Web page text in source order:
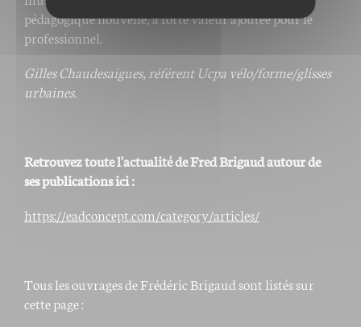
pédagogique nouvelle, à forte valeur ajoutée pour le
professionnel.
Gilles Chaudesaigues, référent Ucpa vélo/forme/glisses
urbaines.
Retrouvez toute l'actualité de Fred Brigaud autour de
ses publications ici :
https://eadconcept.com/category/articles/
Tous les ouvrages de Frédéric Brigaud sont listés sur
cette page :